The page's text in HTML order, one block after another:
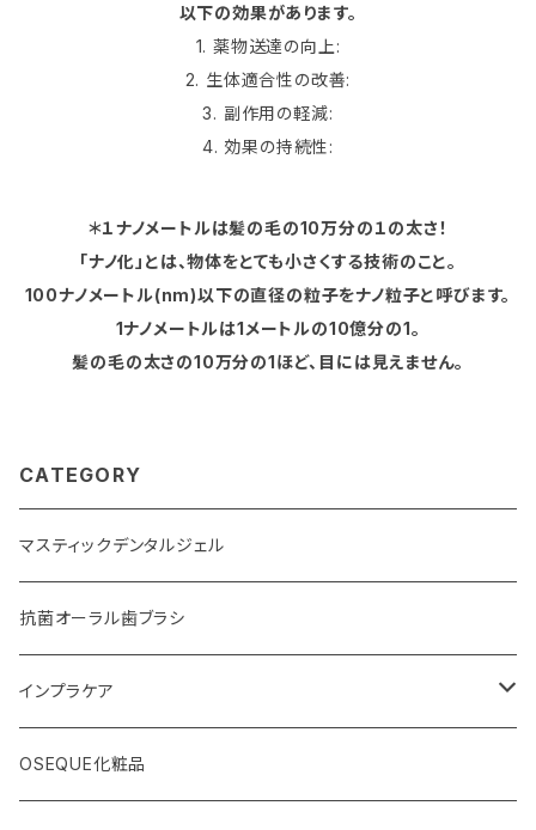
以下の効果があります。
1. 薬物送達の向上:
2. 生体適合性の改善:
3. 副作用の軽減:
4. 効果の持続性:
＊１ナノメートルは髪の毛の10万分の１の太さ！
「ナノ化」とは、物体をとても小さくする技術のこと。
100ナノメートル(nm)以下の直径の粒子をナノ粒子と呼びます。
1ナノメートルは1メートルの10億分の1。
髪の毛の太さの10万分の1ほど、目には見えません。
CATEGORY
マスティックデンタルジェル
抗菌オーラル歯ブラシ
インプラケア
インプラケアナノ
OSEQUE化粧品